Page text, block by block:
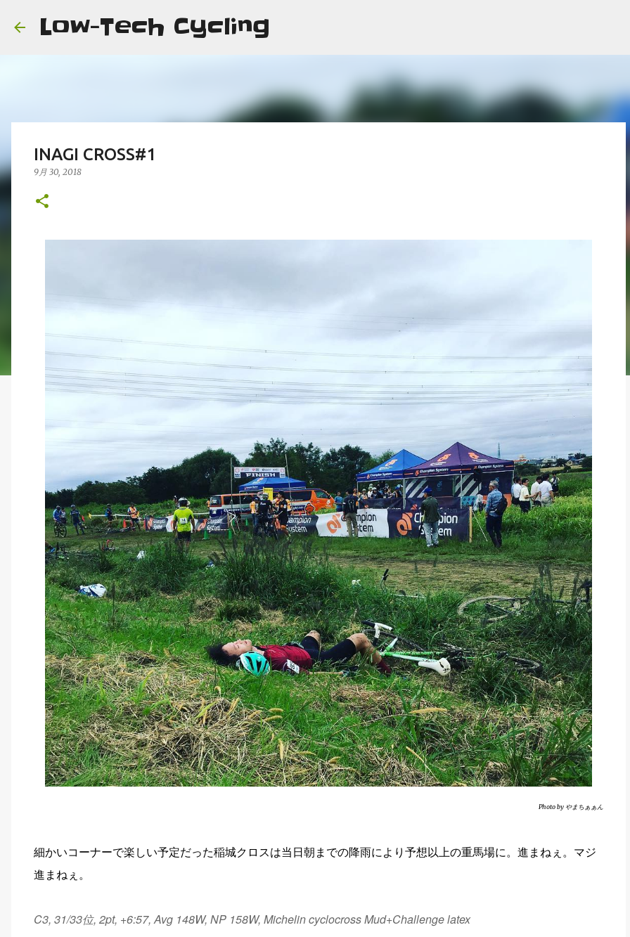
Low-Tech Cycling
INAGI CROSS#1
9月 30, 2018
Photo by やまちぁぁん
細かいコーナーで楽しい予定だった稲城クロスは当日朝までの降雨により予想以上の重馬場に。進まねぇ。マジ
進まねぇ。
C3, 31/33位, 2pt, +6:57, Avg 148W, NP 158W, Michelin cyclocross Mud+Challenge latex